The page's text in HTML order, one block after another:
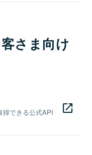
さま向け
得できる公式API